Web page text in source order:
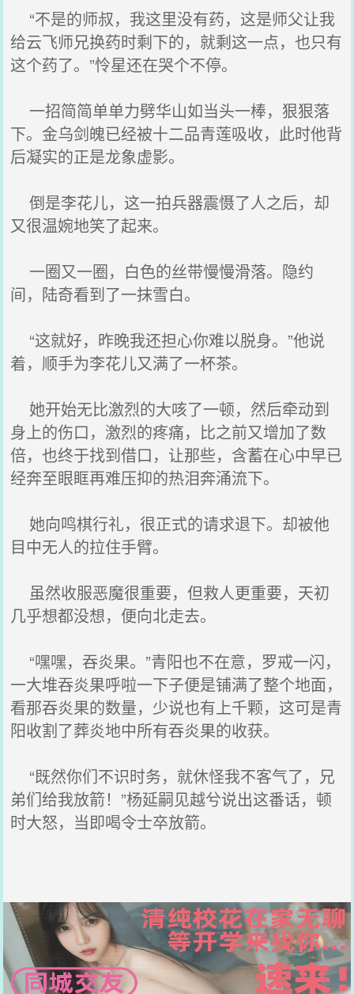
“不是的师叔，我这里没有药，这是师父让我
给云飞师兄换药时剩下的，就剩这一点，也只有
这个药了。”怜星还在哭个不停。
一招简简单单力劈华山如当头一棒，狠狠落
下。金乌剑魄已经被十二品青莲吸收，此时他背
后凝实的正是龙象虚影。
倒是李花儿，这一拍兵器震慑了人之后，却
又很温婉地笑了起来。
一圈又一圈，白色的丝带慢慢滑落。隐约
间，陆奇看到了一抹雪白。
“这就好，昨晚我还担心你难以脱身。”他说
着，顺手为李花儿又满了一杯茶。
她开始无比激烈的大咳了一顿，然后牵动到
身上的伤口，激烈的疼痛，比之前又增加了数
倍，也终于找到借口，让那些，含蓄在心中早已
经奔至眼眶再难压抑的热泪奔涌流下。
她向鸣棋行礼，很正式的请求退下。却被他
目中无人的拉住手臂。
虽然收服恶魔很重要，但救人更重要，天初
几乎想都没想，便向北走去。
“嘿嘿，吞炎果。”青阳也不在意，罗戒一闪，
一大堆吞炎果呼啦一下子便是铺满了整个地面，
看那吞炎果的数量，少说也有上千颗，这可是青
阳收割了葬炎地中所有吞炎果的收获。
“既然你们不识时务，就休怪我不客气了，兄
弟们给我放箭！”杨延嗣见越兮说出这番话，顿
时大怒，当即喝令士卒放箭。